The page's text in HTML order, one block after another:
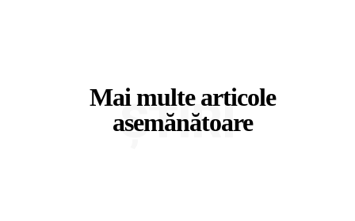
Mai multe articole
asemănătoare
ȘTIRI